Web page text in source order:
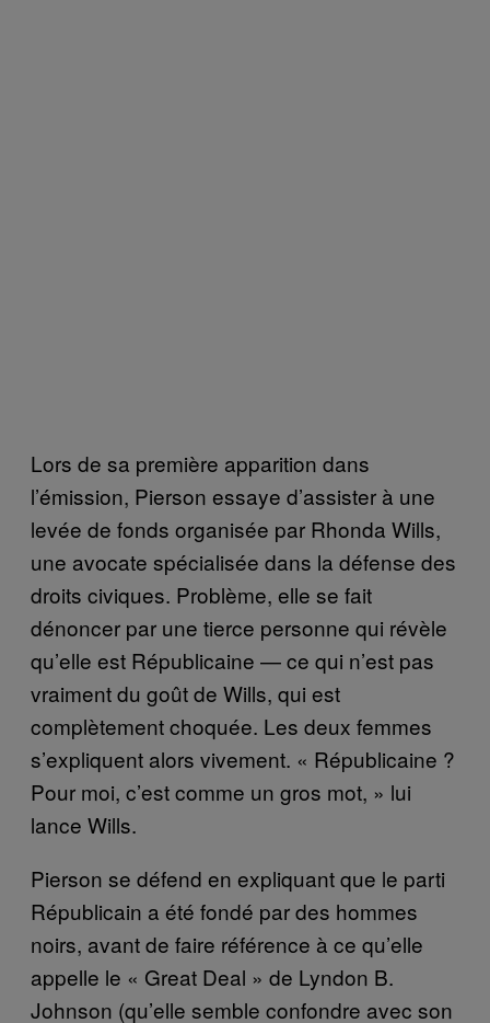
Lors de sa première apparition dans
l’émission, Pierson essaye d’assister à une
levée de fonds organisée par Rhonda Wills,
une avocate spécialisée dans la défense des
droits civiques. Problème, elle se fait
dénoncer par une tierce personne qui révèle
qu’elle est Républicaine — ce qui n’est pas
vraiment du goût de Wills, qui est
complètement choquée. Les deux femmes
s’expliquent alors vivement. « Républicaine ?
Pour moi, c’est comme un gros mot, » lui
lance Wills.
Pierson se défend en expliquant que le parti
Républicain a été fondé par des hommes
noirs, avant de faire référence à ce qu’elle
appelle le « Great Deal » de Lyndon B.
Johnson (qu’elle semble confondre avec son